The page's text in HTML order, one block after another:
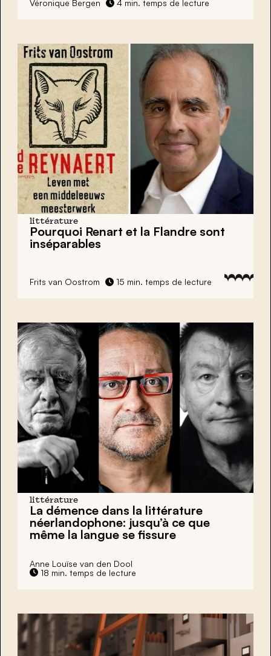
Véronique Bergen 4 min. temps de lecture
littérature
Pourquoi Renart et la Flandre sont
inséparables
Frits van Oostrom 15 min. temps de lecture
littérature
La démence dans la littérature
néerlandophone: jusqu’à ce que
même la langue se fissure
Anne Louïse van den Dool
18 min. temps de lecture